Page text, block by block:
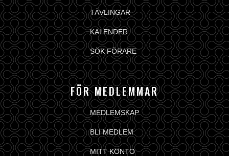
TÄVLINGAR
KALENDER
SÖK FÖRARE
FÖR MEDLEMMAR
MEDLEMSKAP
BLI MEDLEM
MITT KONTO